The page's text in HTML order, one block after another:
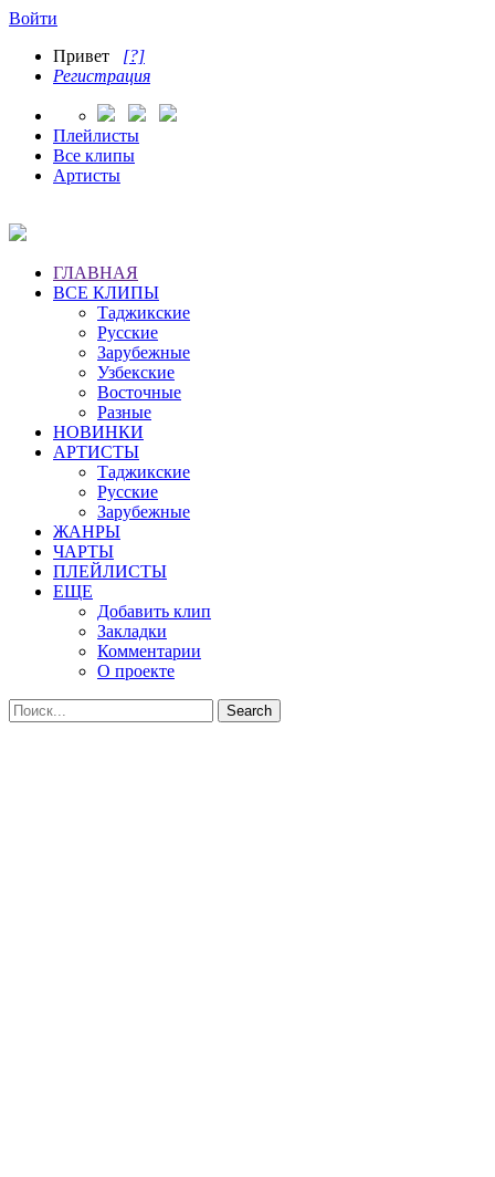
Войти
Привет [?]
Регистрация
Плейлисты
Все клипы
Артисты
ГЛАВНАЯ
ВСЕ КЛИПЫ
Таджикские
Русские
Зарубежные
Узбекские
Восточные
Разные
НОВИНКИ
АРТИСТЫ
Таджикские
Русские
Зарубежные
ЖАНРЫ
ЧАРТЫ
ПЛЕЙЛИСТЫ
ЕЩЕ
Добавить клип
Закладки
Комментарии
О проекте